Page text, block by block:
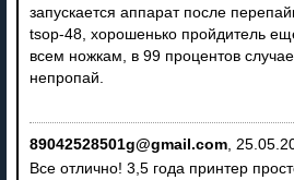
запускается аппарат после
tsop-48, хорошенько пройдитель
всем ножкам, в 99 процентов
непропай.
89042528501g@gmail.com,
Все отлично! 3,5 года принтер